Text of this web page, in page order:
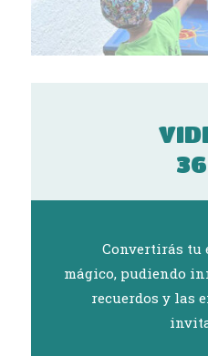
Convertirás tu
mágico, pudiendo
recuerdos y las